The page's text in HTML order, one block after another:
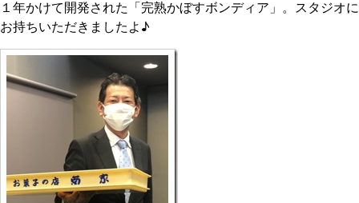
１年かけて開発された「完熟かぼすボンディア」。スタジオに
お持ちいただきましたよ♪